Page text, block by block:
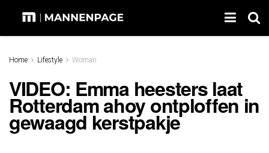
Home Lifestyle Woman
VIDEO: Emma heesters laat
Rotterdam ahoy ontploffen in
gewaagd kerstpakje